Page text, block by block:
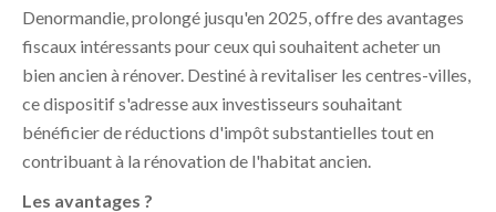
Denormandie, prolongé jusqu'en 2025, offre des avantages
fiscaux intéressants pour ceux qui souhaitent acheter un
bien ancien à rénover. Destiné à revitaliser les centres-villes,
ce dispositif s'adresse aux investisseurs souhaitant
bénéficier de réductions d'impôt substantielles tout en
contribuant à la rénovation de l'habitat ancien.
Les avantages ?